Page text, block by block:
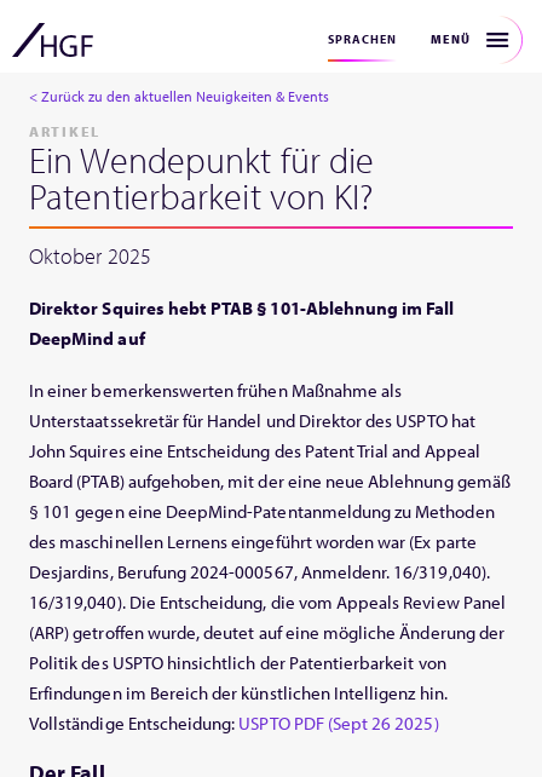
SPRACHEN MENÜ
< Zurück zu den aktuellen Neuigkeiten & Events
ARTIKEL
Ein Wendepunkt für die
Patentierbarkeit von KI?
Oktober 2025
Direktor Squires hebt PTAB § 101-Ablehnung im Fall
DeepMind auf
In einer bemerkenswerten frühen Maßnahme als
Unterstaatssekretär für Handel und Direktor des USPTO hat
John Squires eine Entscheidung des Patent Trial and Appeal
Board (PTAB) aufgehoben, mit der eine neue Ablehnung gemäß
§ 101 gegen eine DeepMind-Patentanmeldung zu Methoden
des maschinellen Lernens eingeführt worden war (Ex parte
Desjardins, Berufung 2024-000567, Anmeldenr. 16/319,040).
16/319,040). Die Entscheidung, die vom Appeals Review Panel
(ARP) getroffen wurde, deutet auf eine mögliche Änderung der
Politik des USPTO hinsichtlich der Patentierbarkeit von
Erfindungen im Bereich der künstlichen Intelligenz hin.
Vollständige Entscheidung: USPTO PDF (Sept 26 2025)